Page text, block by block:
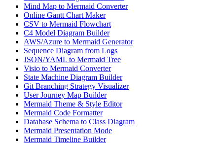
Mind Map to Mermaid Converter
Online Gantt Chart Maker
CSV to Mermaid Flowchart
C4 Model Diagram Builder
AWS/Azure to Mermaid Generator
Sequence Diagram from Logs
JSON/YAML to Mermaid Tree
Visio to Mermaid Converter
State Machine Diagram Builder
Git Branching Strategy Visualizer
User Journey Map Builder
Mermaid Theme & Style Editor
Mermaid Code Formatter
Database Schema to Class Diagram
Mermaid Presentation Mode
Mermaid Timeline Builder